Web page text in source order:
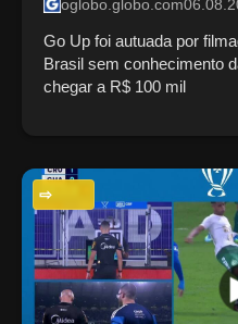
oglobo.globo.com
Go Up foi autuada por
Brasil sem conhecimento
chegar a R$ 100 mil
ESPORTES